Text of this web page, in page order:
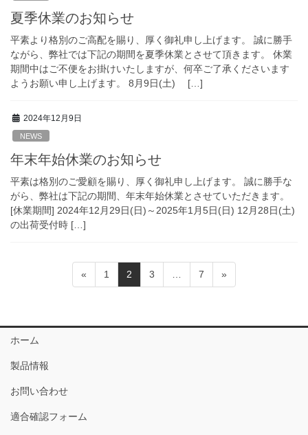
夏季休業のお知らせ
平素より格別のご高配を賜り、厚く御礼申し上げます。 誠に勝手
ながら、弊社では下記の期間を夏季休業とさせて頂きます。 休業
期間中はご不便をお掛けいたしますが、何卒ご了承くださいます
ようお願い申し上げます。 8月9日(土) […]
2024年12月9日
NEWS
年末年始休業のお知らせ
平素は格別のご愛顧を賜り、厚く御礼申し上げます。 誠に勝手な
がら、弊社は下記の期間、年末年始休業とさせていただきます。
[休業期間] 2024年12月29日(日)～2025年1月5日(日) 12月28日(土)
の出荷受付時 […]
ペ
ー
ジ
送
り
«
ペ
ー
1
ペ
ー
2
ペ
ー
3
ペ
ー
7 »
ホーム
製品情報
お問い合わせ
適合確認フォーム